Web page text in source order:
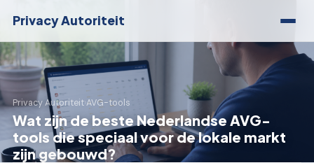
Privacy Autoriteit
Privacy Autoriteit›AVG-tools
Wat zijn de beste Nederlandse AVG-
tools die speciaal voor de lokale markt
zijn gebouwd?